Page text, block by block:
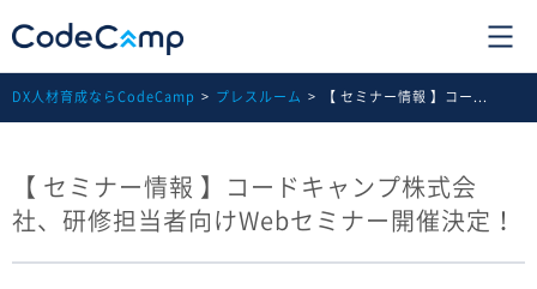
DX人材育成ならCodeCamp プレスルーム 【 セミナー情報 】コー...
【 セミナー情報 】コードキャンプ株式会
社、研修担当者向けWebセミナー開催決定！